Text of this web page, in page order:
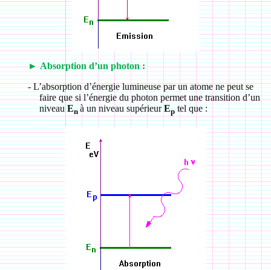
► Absorption d’un photon :
- L’absorption d’énergie lumineuse par un atome ne peut se
faire que si l’énergie du photon permet une transition d’un
niveauEn à un niveau supérieurEptel que :